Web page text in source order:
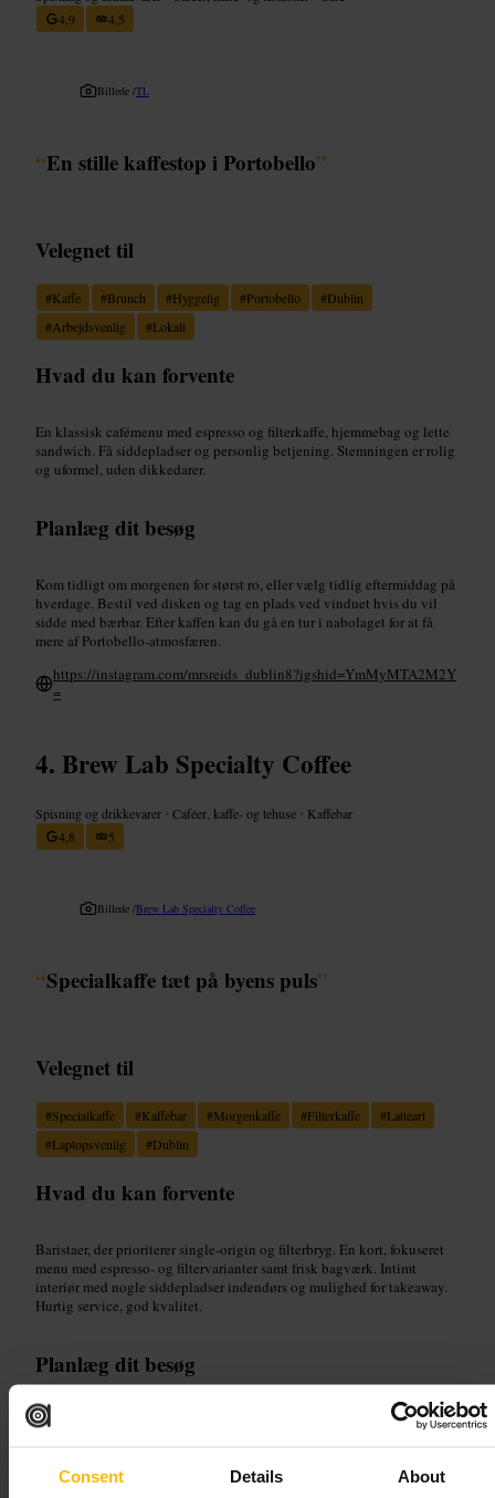
Consent Details About
4,9
4,5
Billede /TL
“En stille kaffestop i Portobello”
Velegnet til
#Kaffe #Brunch #Hyggelig #Portobello #Dublin
#Arbejdsvenlig #Lokalt
Hvad du kan forvente
En klassisk cafémenu med espresso og filterkaffe, hjemmebag og lette
sandwich. Få siddepladser og personlig betjening. Stemningen er rolig
og uformel, uden dikkedarer.
Planlæg dit besøg
Kom tidligt om morgenen for størst ro, eller vælg tidlig eftermiddag på
hverdage. Bestil ved disken og tag en plads ved vinduet hvis du vil
sidde med bærbar. Efter kaffen kan du gå en tur i nabolaget for at få
mere af Portobello-atmosfæren.
https://instagram.com/mrsreids_dublin8?igshid=YmMyMTA2M2Y
=
Brew Lab Specialty Coffee
Spisning og drikkevarer •Caféer, kaffe- og tehuse • Kaffebar
4,8
5
Billede /Brew Lab Specialty Coffee
“Specialkaffe tæt på byens puls”
Velegnet til
#Specialkaffe #Kaffebar #Morgenkaffe #Filterkaffe #Latteart
#Laptopsvenlig #Dublin
Hvad du kan forvente
Baristaer, der prioriterer single-origin og filterbryg. En kort, fokuseret
menu med espresso- og filtervarianter samt frisk bagværk. Intimt
interiør med nogle siddepladser indendørs og mulighed for takeaway.
Hurtig service, god kvalitet.
Planlæg dit besøg
Kom tidligt for at få siddeplads og den friskeste bagning. Bestil en
bordplads. Tag kaffen med, hvis der er kø.